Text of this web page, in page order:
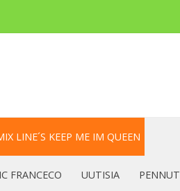
LINE´S KEEP ME IM QUEEN
FRANCECO UUTISIA PENNUT